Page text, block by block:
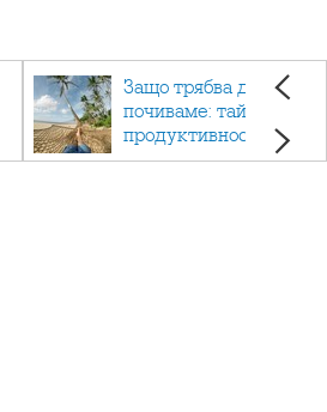
Защо трябва да си
почиваме: тайната на
продуктивността,
здравето и добрия